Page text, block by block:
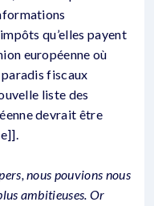
qu’elles payent
européenne où
fiscaux
liste des
devrait être
nous pouvions nous
ambitieuses. Or